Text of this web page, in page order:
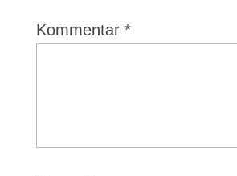
Kommentar *